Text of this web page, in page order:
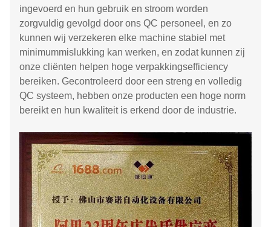
ingevoerd en hun gebruik en stroom worden
zorgvuldig gevolgd door ons QC personeel, en zo
kunnen wij verzekeren elke machine stabiel met
minimummislukking kan werken, en zodat kunnen zij
onze cliënten helpen hoge verpakkingsefficiency
bereiken. Gecontroleerd door een streng en volledig
QC systeem, hebben onze producten een hoge norm
bereikt en hun kwaliteit is erkend door de industrie.